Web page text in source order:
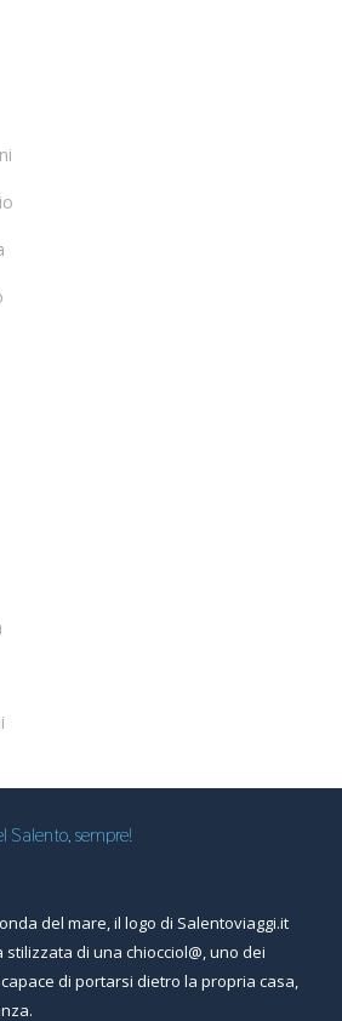
Salento, sempre!
del mare, il logo di Salentoviaggi.it
di una chiocciol@, uno dei
di portarsi dietro la propria casa,